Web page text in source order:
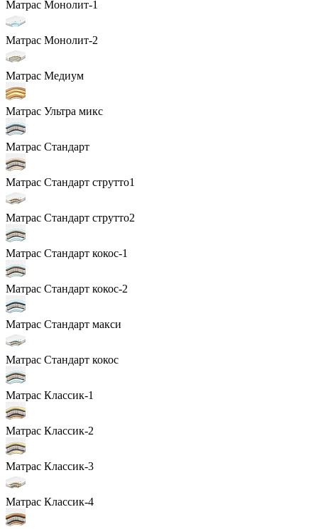
Матрас Монолит-1
Матрас Монолит-2
Матрас Медиум
Матрас Ультра микс
Матрас Стандарт
Матрас Стандарт струтто1
Матрас Стандарт струтто2
Матрас Стандарт кокос-1
Матрас Стандарт кокос-2
Матрас Стандарт макси
Матрас Стандарт кокос
Матрас Классик-1
Матрас Классик-2
Матрас Классик-3
Матрас Классик-4